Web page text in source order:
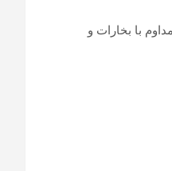
با بخارات و